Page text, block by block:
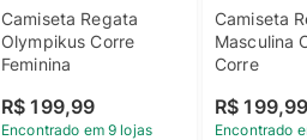
Camiseta Regata
Olympikus Corre
Feminina
R$ 199,99
Encontrado em 9 lojas
Camiseta
Masculina
Corre
R$
Encontrado